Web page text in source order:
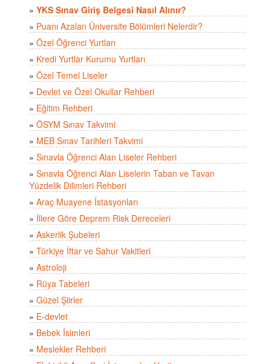
» YKS Sınav Giriş Belgesi Nasıl Alınır?
» Puanı Azalan Üniversite Bölümleri Nelerdir?
» Özel Öğrenci Yurtları
» Kredi Yurtlar Kurumu Yurtları
» Özel Temel Liseler
» Devlet ve Özel Okullar Rehberi
» Eğitim Rehberi
» ÖSYM Sınav Takvimi
» MEB Sınav Tarihleri Takvimi
» Sınavla Öğrenci Alan Liseler Rehberi
» Sınavla Öğrenci Alan Liselerin Taban ve Tavan
Yüzdelik Dilimleri Rehberi
» Araç Muayene İstasyonları
» İllere Göre Deprem Risk Dereceleri
» Askerlik Şubeleri
» Türkiye İftar ve Sahur Vakitleri
» Astroloji
» Rüya Tabirleri
» Güzel Şiirler
» E-devlet
» Bebek İsimleri
» Meslekler Rehberi